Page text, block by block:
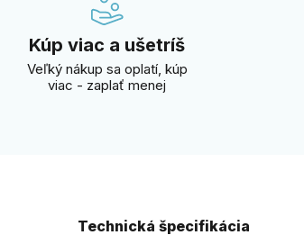
Kúp viac a ušetríš
Veľký nákup sa oplatí, kúp
viac - zaplať menej
Technická špecifikácia